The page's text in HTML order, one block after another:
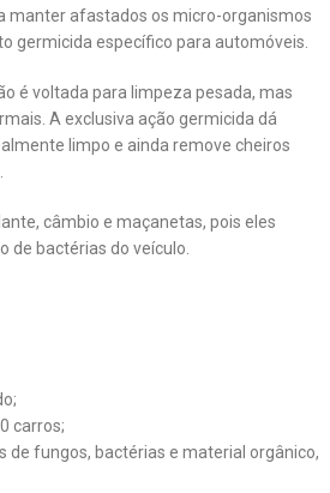
manter afastados os micro-organismos
germicida específico para automóveis.
é voltada para limpeza pesada, mas
A exclusiva ação germicida dá
limpo e ainda remove cheiros
câmbio e maçanetas, pois eles
de bactérias do veículo.
carros;
de fungos, bactérias e material orgânico,